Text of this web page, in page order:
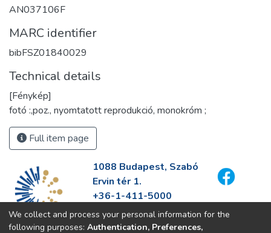
AN037106F
MARC identifier
bibFSZ01840029
Technical details
[Fénykép]
fotó :,poz., nyomtatott reprodukció, monokróm ;
Full item page
1088 Budapest, Szabó
Ervin tér 1.
+36-1-411-5000
info@fszek.hu
https://fszek.hu
We collect and process your personal information for the
following purposes: Authentication, Preferences,